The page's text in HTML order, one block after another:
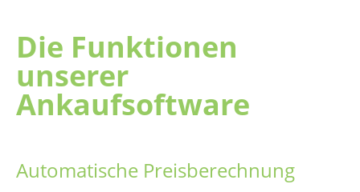
Die Funktionen
unserer
Ankaufsoftware
Automatische Preisberechnung